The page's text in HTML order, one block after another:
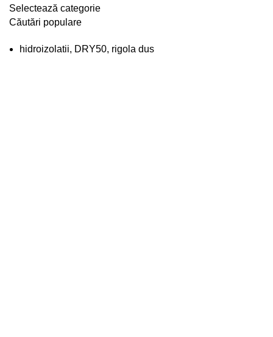
Selectează categorie
Căutări populare
hidroizolatii, DRY50, rigola dus